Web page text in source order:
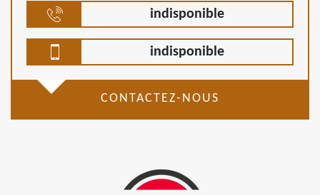
indisponible
indisponible
CONTACTEZ-NOUS